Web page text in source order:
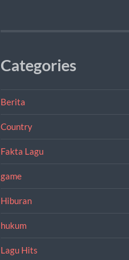
Categories
Berita
Country
Fakta Lagu
game
Hiburan
hukum
Lagu Hits